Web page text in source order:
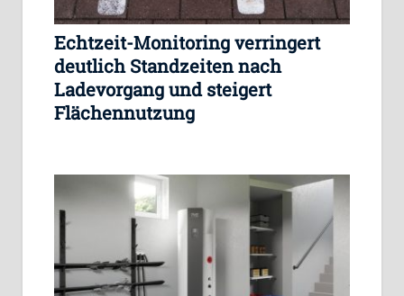
Echtzeit-Monitoring verringert
deutlich Standzeiten nach
Ladevorgang und steigert
Flächennutzung